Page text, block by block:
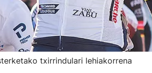
txirrindulari lehiakorrena